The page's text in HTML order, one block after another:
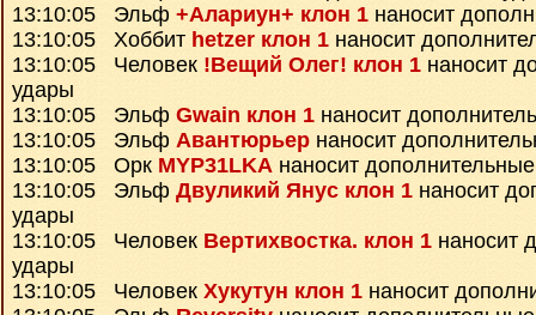
13:10:05 Эльф +Алариун+ клон 1 наносит
13:10:05 Хоббит hetzer клон 1 наносит
13:10:05 Человек !Вещий Олег! клон 1 наносит
удары
13:10:05 Эльф Gwain клон 1 наносит
13:10:05 Эльф Авантюрьер наносит
13:10:05 Орк MYP31LKA наносит
13:10:05 Эльф Двуликий Янус клон 1 наносит
удары
13:10:05 Человек Вертихвостка. клон 1 наносит
удары
13:10:05 Человек Хукутун клон 1 наносит